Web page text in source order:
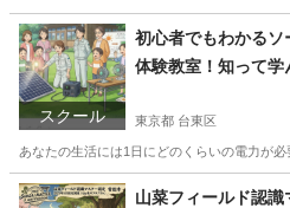
千葉 船橋市 生活知識
スクール
初心者でもわかる
体験教室！知って学
東京都 台東区
あなたの生活には1日にどのくらいの電力が
東京 台東区 生活知識 興味
山菜フィールド認